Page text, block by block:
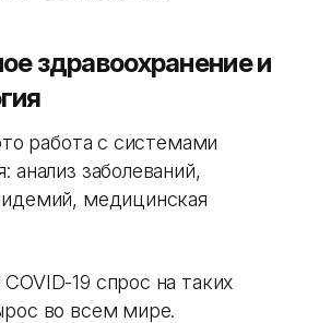
здравоохранение и
работа с системами
анализ заболеваний,
медицинская
19 спрос на таких
во всем мире.